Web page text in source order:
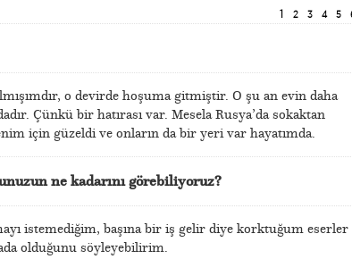
1 2 3 4 5
o devirde hoşuma gitmiştir. O şu an evin daha
Çünkü bir hatırası var. Mesela Rusya’da sokaktan
için güzeldi ve onların da bir yeri var hayatımda.
ne kadarını görebiliyoruz?
istemediğim, başına bir iş gelir diye korktuğum eserler
olduğunu söyleyebilirim.